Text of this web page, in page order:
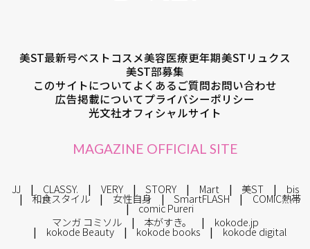
美ST最新号ベストコスメ美容医療更年期美STリュクス
美ST部募集
このサイトについてよくあるご質問お問い合わせ
広告掲載についてプライバシーポリシー
光文社オフィシャルサイト
MAGAZINE OFFICIAL SITE
JJ CLASSY. VERY STORY Mart 美ST bis
和食スタイル 女性自身 SmartFLASH COMIC熱帯
comic Pureri
マンガ コミソル
本がすき。 kokode.jp
kokode Beauty kokode books kokode digital